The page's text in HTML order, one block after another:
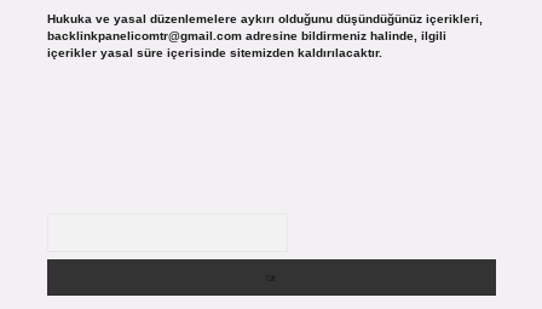
Hukuka ve yasal düzenlemelere aykırı olduğunu düşündüğünüz içerikleri,
backlinkpanelicomtr@gmail.comadresine bildirmeniz halinde, ilgili
içerikler yasal süre içerisinde sitemizden kaldırılacaktır.